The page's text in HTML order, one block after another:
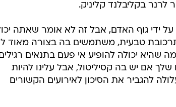
לרנר בקליבלנד קליניק.
על ידי גוף האדם, אבל זה לא אומר שאתה
תרכובת טבעית, משתמשים בה בצורה מאוד
שהיא יכולה להופיע אי פעם בתנאים
אם יש בה קסיליטול, אבל עלינו להיות
להגביר את הסיכון לאירועים הקשורים